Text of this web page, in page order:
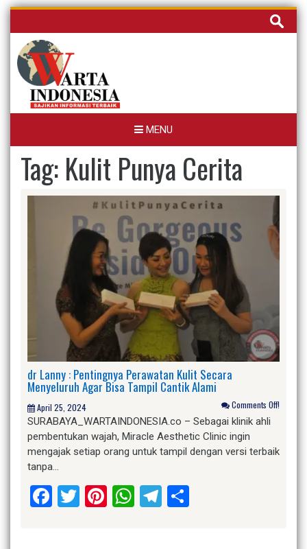
Skip
content
Cari
untuk:
MENU
Tag: Kulit Punya Cerita
dr Lanny : Pentingnya Perawatan Kulit Secara
Menyeluruh Agar Bisa Tampil Cantik Alami
April 25, 2024 Comments Off!
SURABAYA_WARTAINDONESIA.co – Sebagai klinik ahli
pembentukan wajah, Miracle Aesthetic Clinic ingin
mengajak setiap orang untuk tampil dengan versi terbaik
tanpa…
Facebook
Twitter
Pinterest
WhatsApp
Telegram